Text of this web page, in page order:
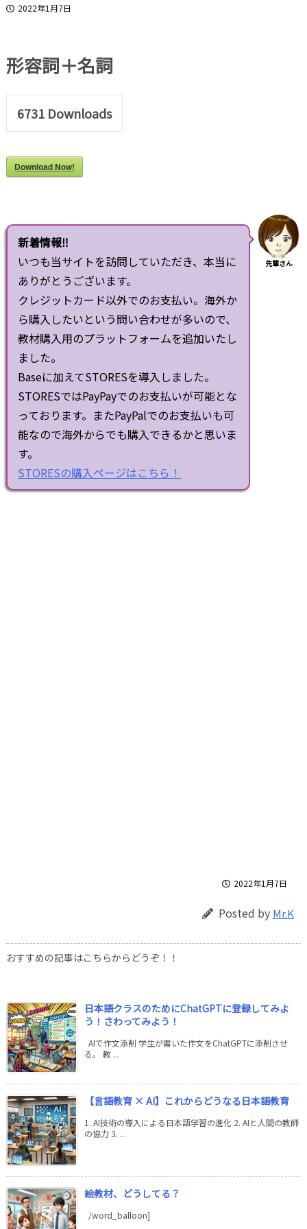
2022年1月7日
形容詞＋名詞
6731 Downloads
Download Now!
新着情報‼
いつも当サイトを訪問していただき、本当に
ありがとうございます。
クレジットカード以外でのお支払い。海外か
ら購入したいという問い合わせが多いので、
教材購入用のプラットフォームを追加いたし
ました。
Baseに加えてSTORESを導入しました。
STORESではPayPayでのお支払いが可能とな
っております。またPayPalでのお支払いも可
能なので海外からでも購入できるかと思いま
す。
STORESの購入ページはこちら！
先輩さん
2022年1月7日
Posted by Mr.K
おすすめの記事はこちらからどうぞ！！
日本語クラスのためにChatGPTに登録してみよ
う！さわってみよう！
AIで作文添削 学生が書いた作文をChatGPTに添削させ
る。 教 ...
【言語教育 × AI】これからどうなる日本語教育
1. AI技術の導入による日本語学習の進化 2. AIと人間の教師
の協力 3. ...
絵教材、どうしてる？
/word_balloon]